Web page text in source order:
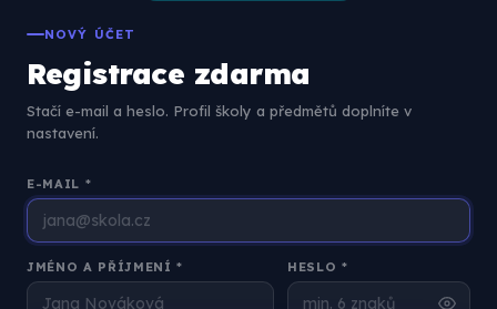
NOVÝ ÚČET
Registrace zdarma
Stačí e-mail a heslo. Profil školy a předmětů doplníte v
nastavení.
E-MAIL *
JMÉNO A PŘÍJMENÍ * HESLO *